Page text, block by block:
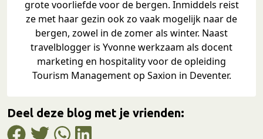
grote voorliefde voor de bergen. Inmiddels reist
ze met haar gezin ook zo vaak mogelijk naar de
bergen, zowel in de zomer als winter. Naast
travelblogger is Yvonne werkzaam als docent
marketing en hospitality voor de opleiding
Tourism Management op Saxion in Deventer.
Deel deze blog met je vrienden: